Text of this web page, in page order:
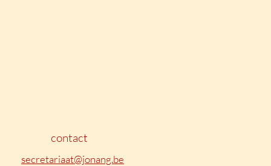
contact
secretariaat@jonang.be